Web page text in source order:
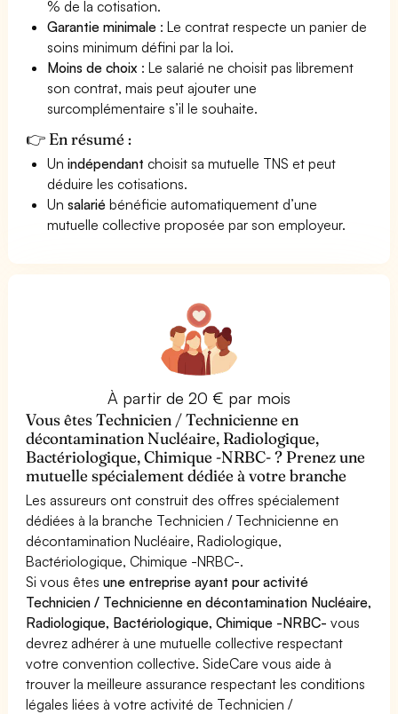
% de la cotisation.
Garantie minimale : Le contrat respecte un panier de
soins minimum défini par la loi.
Moins de choix : Le salarié ne choisit pas librement
son contrat, mais peut ajouter une
surcomplémentaire s’il le souhaite.
👉 En résumé :
Unindépendant choisit sa mutuelle TNS et peut
déduire les cotisations.
Unsalarié bénéficie automatiquement d’une
mutuelle collective proposée par son employeur.
À partir de 20 € par mois
Vous êtes Technicien / Technicienne en
décontamination Nucléaire, Radiologique,
Bactériologique, Chimique -NRBC- ? Prenez une
mutuelle spécialement dédiée à votre branche
Les assureurs ont construit des offres spécialement
dédiées à la branche Technicien / Technicienne en
décontamination Nucléaire, Radiologique,
Bactériologique, Chimique -NRBC-.
Si vous êtesune entreprise ayant pour activité
Technicien / Technicienne en décontamination Nucléaire,
Radiologique, Bactériologique, Chimique -NRBC- vous
devrez adhérer à une mutuelle collective respectant
votre convention collective. SideCare vous aide à
trouver la meilleure assurance respectant les conditions
légales liées à votre activité de Technicien /